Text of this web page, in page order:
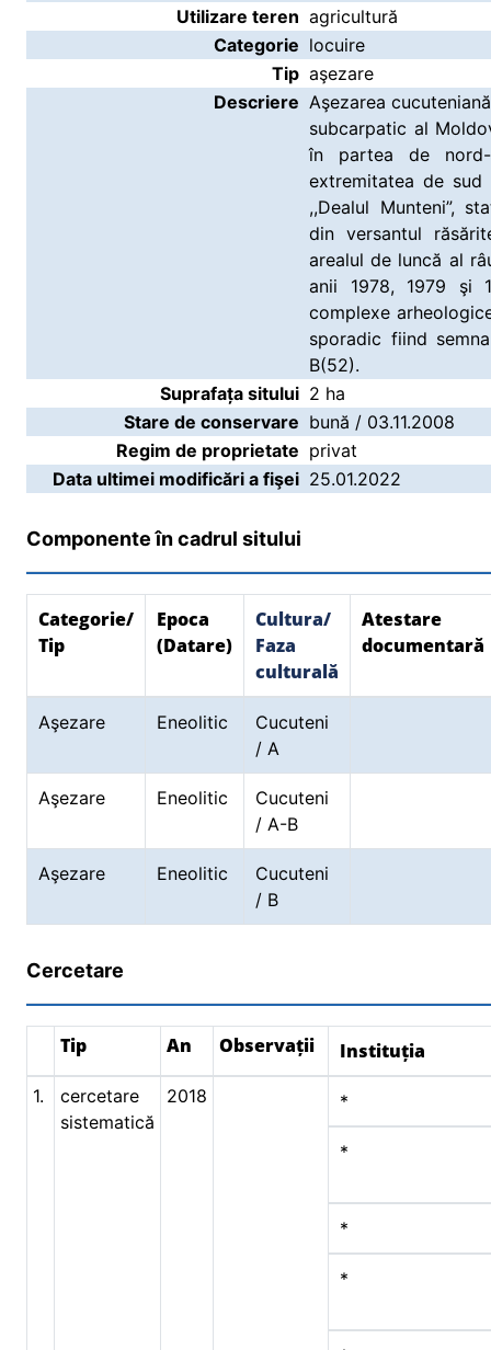
Utilizare teren agricultură
Categorie locuire
Tip aşezare
Descriere Aşezarea
subcarpatic al
în partea de
extremitatea de sud
,,Dealul Munteni”,
din versantul
arealul de luncă al
anii 1978, 1979 şi
complexe
sporadic fiind
B(52).
Suprafața sitului 2 ha
Stare de conservare bună / 03.11.2008
Regim de proprietate privat
Data ultimei modificări a fişei 25.01.2022
Componente în cadrul sitului
Categorie/
Tip
Epoca
(Datare)
Cultura/
Faza
culturală
Atestare
documentară
Aşezare Eneolitic
Cucuteni
/ A
Aşezare Eneolitic
Cucuteni
/ A-B
Aşezare Eneolitic
Cucuteni
/ B
Cercetare
Tip An Observații Instituția
1.
cercetare
sistematică
2018 *
*
*
*